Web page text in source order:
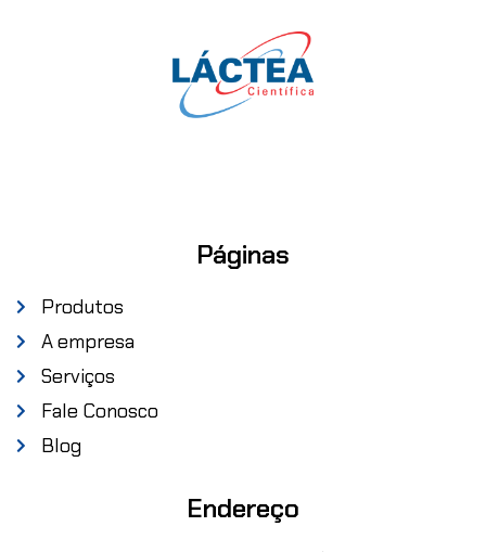
Páginas
Produtos
A empresa
Serviços
Fale Conosco
Blog
Endereço